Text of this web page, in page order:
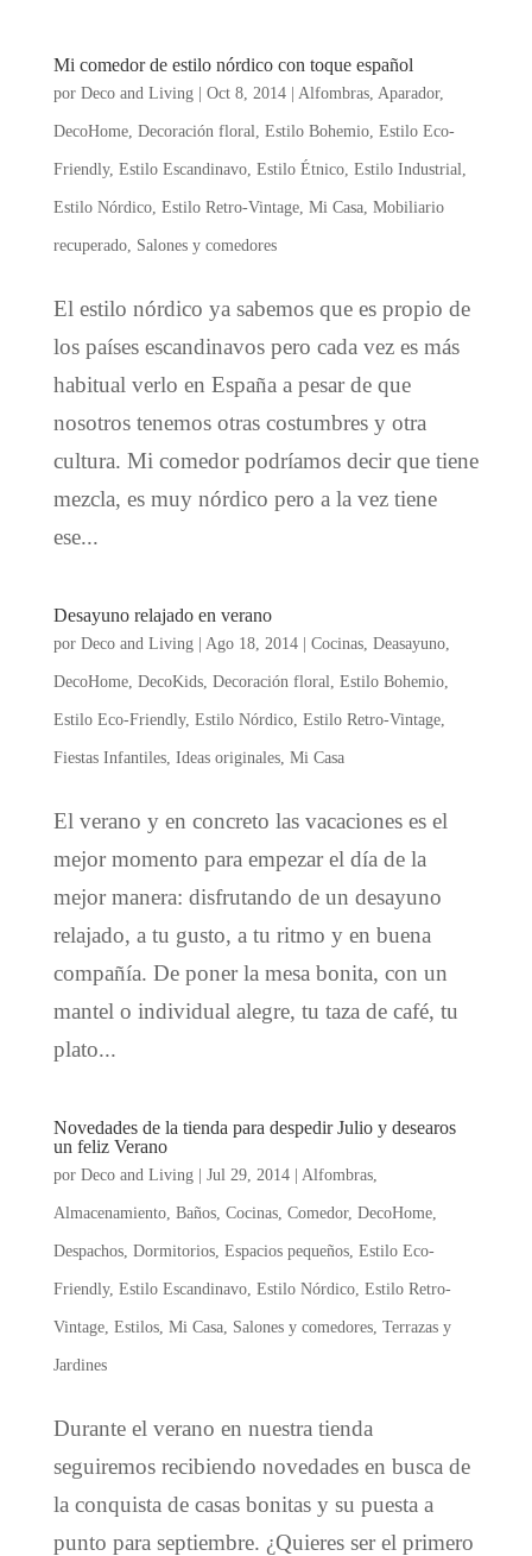
Mi comedor de estilo nórdico con toque español
por Deco and Living| Oct 8, 2014| Alfombras, Aparador,
DecoHome, Decoración floral Estilo Bohemio, Estilo Eco-
Friendly, Estilo Escandinavo, Estilo Étnico, Estilo Industrial
Estilo Nórdico, Estilo Retro-Vintage, Mi Casa, Mobiliario
recuperado, Salones y comedores
El estilo nórdico ya sabemos que es propio de
los países escandinavos pero cada vez es más
habitual verlo en España a pesar de que
nosotros tenemos otras costumbres y otra
cultura. Mi comedor podríamos decir que tiene
mezcla, es muy nórdico pero a la vez tiene
ese...
Desayuno relajado en verano
por Deco and Living| Ago 18, 2014| Cocinas, Deasayuno,
DecoHome, DecoKids, Decoración floral Estilo Bohemio,
Estilo Eco-Friendly, Estilo Nórdico, Estilo Retro-Vintage,
Fiestas Infantiles, Ideas originales, Mi Casa
El verano y en concreto las vacaciones es el
mejor momento para empezar el día de la
mejor manera: disfrutando de un desayuno
relajado, a tu gusto, a tu ritmo y en buena
compañía. De poner la mesa bonita, con un
mantel o individual alegre, tu taza de café, tu
plato...
Novedades de la tienda para despedir Julio y desearos
un feliz Verano
por Deco and Living| Jul 29, 2014| Alfombras,
Almacenamiento, Baños, Cocinas, Comedor, DecoHome,
Despachos, Dormitorios, Espacios pequeños, Estilo Eco-
Friendly, Estilo Escandinavo, Estilo Nórdico, Estilo Retro-
Vintage, Estilos, Mi Casa, Salones y comedores, Terrazas y
Jardines
Durante el verano en nuestra tienda
seguiremos recibiendo novedades en busca de
la conquista de casas bonitas y su puesta a
punto para septiembre. ¿Quieres ser el primero